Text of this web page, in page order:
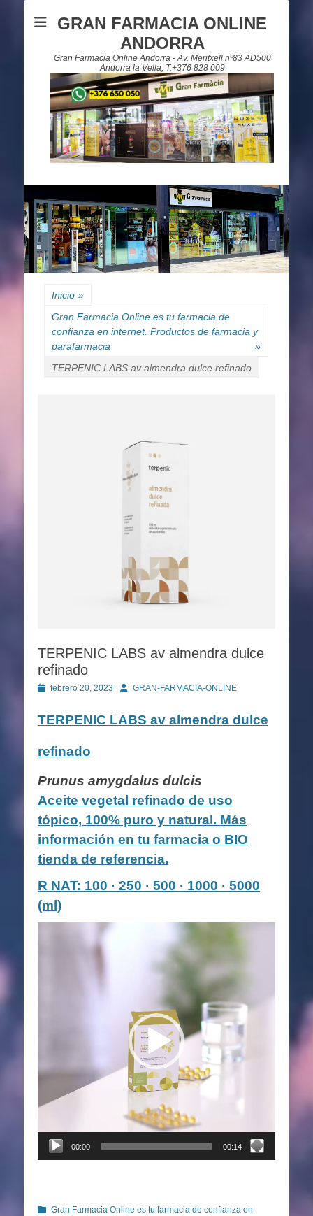
GRAN FARMACIA ONLINE
ANDORRA
Gran Farmacia Online Andorra - Av. Meritxell nº83 AD500
Andorra la Vella, T.+376 828 009
Inicio »
Gran Farmacia Online es tu farmacia de
confianza en internet. Productos de farmacia y
parafarmacia
»
TERPENIC LABS av almendra dulce refinado
TERPENIC LABS av almendra dulce
refinado
Publicado
febrero 20, 2023 AutorGRAN-FARMACIA-ONLINE
TERPENIC LABS av almendra dulce
refinado
Prunus amygdalus dulcis
Aceite vegetal refinado de uso
tópico, 100% puro y natural. Más
información en tu farmacia o BIO
tienda de referencia.
R NAT: 100 · 250 · 500 · 1000 · 5000
(ml)
00:00 00:14
Categorías
Gran Farmacia Online es tu farmacia de confianza en